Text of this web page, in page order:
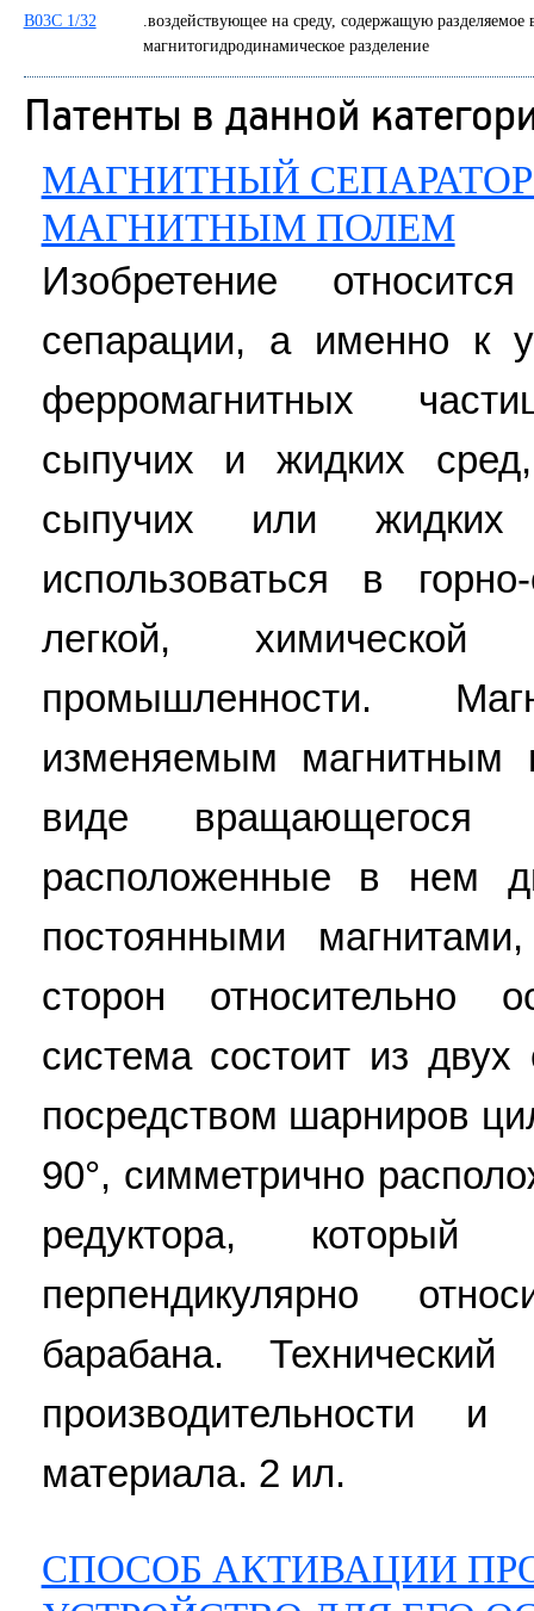
B03C 1/32
.воздействующее на среду, содержащую разделяемое
магнитогидродинамическое разделение
Патенты в данной
МАГНИТНЫЙ
МАГНИТНЫМ ПОЛЕМ
Изобретение
сепарации, а именно к
ферромагнитных
сыпучих и жидких
сыпучих или
использоваться в
легкой,
промышленности.
изменяемым магнитным
виде вращающегося
расположенные в нем
постоянными
сторон относительно
система состоит из
посредством шарниров
90°, симметрично
редуктора,
перпендикулярно
барабана.
производительности и
материала. 2 ил.
СПОСОБ АКТИВАЦИИ